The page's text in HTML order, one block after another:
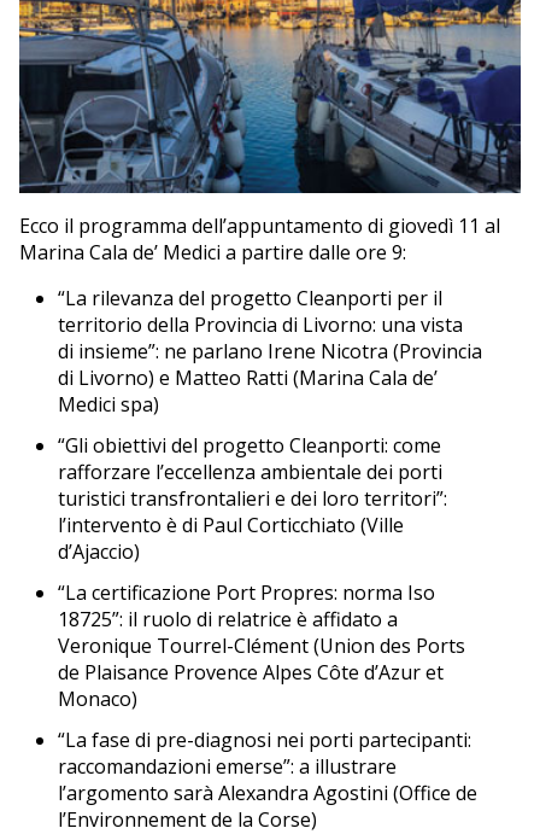
Ecco il programma dell’appuntamento di giovedì 11 al
Marina Cala de’ Medici a partire dalle ore 9:
“La rilevanza del progetto Cleanporti per il
territorio della Provincia di Livorno: una vista
di insieme”: ne parlano Irene Nicotra (Provincia
di Livorno) e Matteo Ratti (Marina Cala de’
Medici spa)
“Gli obiettivi del progetto Cleanporti: come
rafforzare l’eccellenza ambientale dei porti
turistici transfrontalieri e dei loro territori”:
l’intervento è di Paul Corticchiato (Ville
d’Ajaccio)
“La certificazione Port Propres: norma Iso
18725”: il ruolo di relatrice è affidato a
Veronique Tourrel-Clément (Union des Ports
de Plaisance Provence Alpes Côte d’Azur et
Monaco)
“La fase di pre-diagnosi nei porti partecipanti:
raccomandazioni emerse”: a illustrare
l’argomento sarà Alexandra Agostini (Office de
l’Environnement de la Corse)